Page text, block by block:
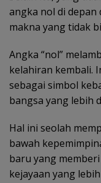
angka nol di depan
makna yang tidak
Angka “nol”
kelahiran kembali.
sebagai simbol
bangsa yang lebih
Hal ini seolah
bawah
baru yang
kejayaan yang